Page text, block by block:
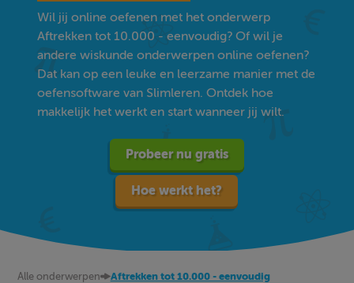
Wil jij online oefenen met het onderwerp
Aftrekken tot 10.000 - eenvoudig? Of wil je
andere wiskunde onderwerpen online oefenen?
Dat kan op een leuke en leerzame manier met de
oefensoftware van Slimleren. Ontdek hoe
makkelijk het werkt en start wanneer jij wilt.
Probeer nu gratis
Hoe werkt het?
Alle onderwerpen Aftrekken tot 10.000 - eenvoudig